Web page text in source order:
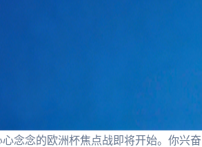
念念的欧洲杯焦点战即将开始。你兴奋